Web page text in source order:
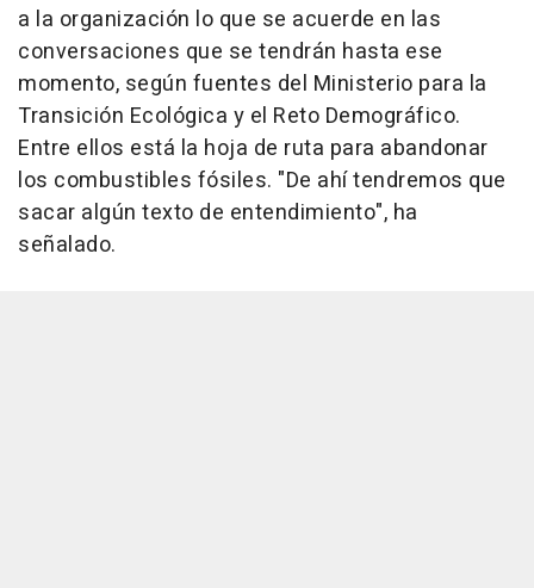
a la organización lo que se acuerde en las
conversaciones que se tendrán hasta ese
momento, según fuentes del Ministerio para la
Transición Ecológica y el Reto Demográfico.
Entre ellos está la hoja de ruta para abandonar
los combustibles fósiles. "De ahí tendremos que
sacar algún texto de entendimiento", ha
señalado.